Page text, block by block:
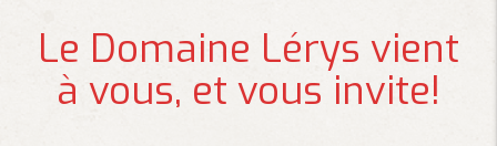
Le Domaine Lérys vient
à vous, et vous invite!